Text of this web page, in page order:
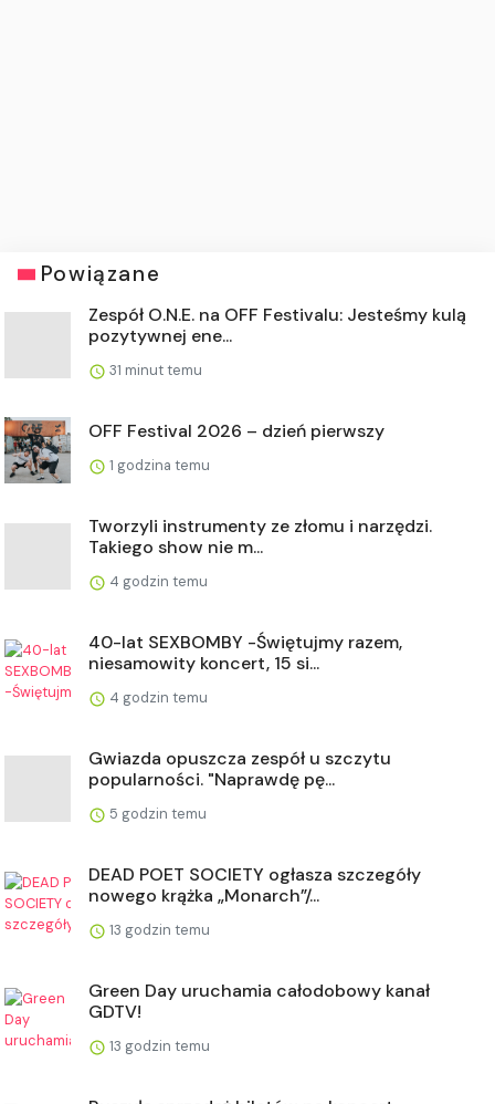
Powiązane
Zespół O.N.E. na OFF Festivalu: Jesteśmy kulą
pozytywnej ene...
31 minut temu
OFF Festival 2026 – dzień pierwszy
1 godzina temu
Tworzyli instrumenty ze złomu i narzędzi.
Takiego show nie m...
4 godzin temu
40-lat SEXBOMBY -Świętujmy razem,
niesamowity koncert, 15 si...
4 godzin temu
Gwiazda opuszcza zespół u szczytu
popularności. "Naprawdę pę...
5 godzin temu
DEAD POET SOCIETY ogłasza szczegóły
nowego krążka „Monarch”/...
13 godzin temu
Green Day uruchamia całodobowy kanał
GDTV!
13 godzin temu